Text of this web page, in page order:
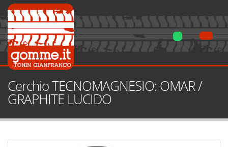
Cerchio TECNOMAGNESIO: OMAR /
GRAPHITE LUCIDO